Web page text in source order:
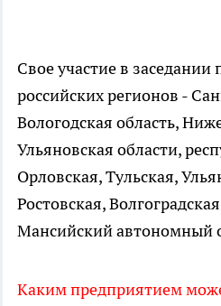
Свое участие в заседании
российских регионов -
Вологодская область,
Ульяновская области,
Орловская, Тульская,
Ростовская,
Мансийский автономный
Каким предприятием